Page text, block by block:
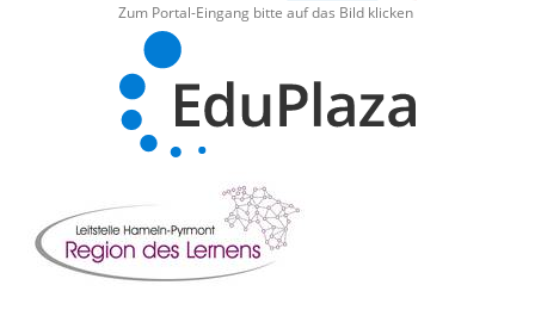
Zum Portal-Eingang bitte auf das Bild klicken